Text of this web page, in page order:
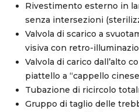
Rivestimento esterno in
senza intersezioni
Valvola di scarico a
visiva con retro-
Valvola di carico dall’alto
piattello a “cappello
Tubazione di ricircolo
Gruppo di taglio delle